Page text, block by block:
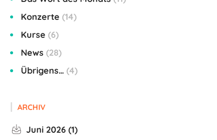
Konzerte 14
Kurse 6
News 28
Übrigens… 4
ARCHIV
Juni 2026 1